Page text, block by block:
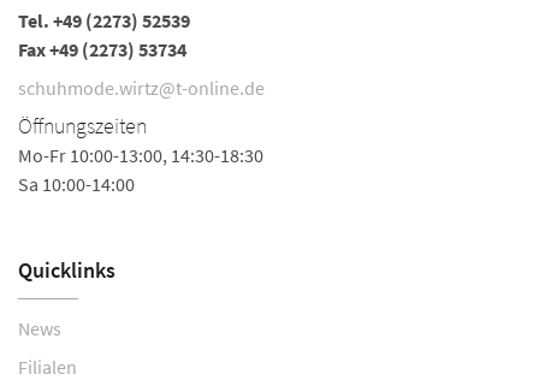
Tel. +49 (2273) 52539
Fax +49 (2273) 53734
schuhmode.wirtz@t-online.de
Öffnungszeiten
Mo-Fr 10:00-13:00, 14:30-18:30
Sa 10:00-14:00
Quicklinks
News
Filialen